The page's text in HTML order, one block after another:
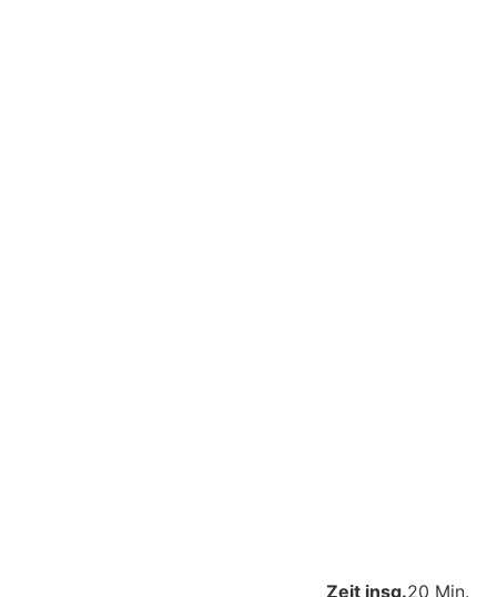
Zeit insg.20 Min.